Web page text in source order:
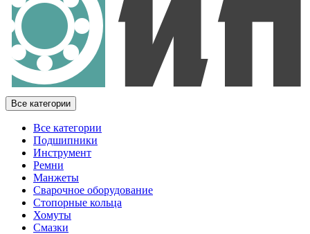
Все категории
Все категории
Подшипники
Инструмент
Ремни
Манжеты
Сварочное оборудование
Стопорные кольца
Хомуты
Смазки